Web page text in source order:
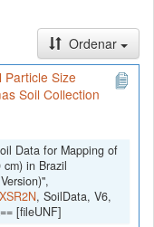
Ordenar
Size
Soil Collection
Data for Mapping of
in Brazil
, SoilData, V6,
[fileUNF]